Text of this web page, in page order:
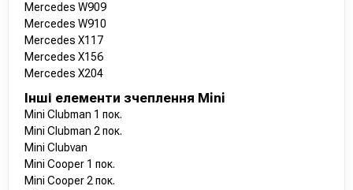
Mercedes W909
Mercedes W910
Mercedes X117
Mercedes X156
Mercedes X204
Інші елементи зчеплення Mini
Mini Clubman 1 пок.
Mini Clubman 2 пок.
Mini Clubvan
Mini Cooper 1 пок.
Mini Cooper 2 пок.